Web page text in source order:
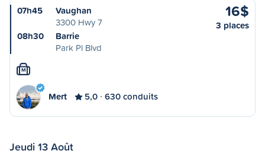
07h45
Vaughan
3300 Hwy 7
08h30
Barrie
Park Pl Blvd
16$
3 places
M
Mert 5,0 630 conduits
Jeudi 13 Août